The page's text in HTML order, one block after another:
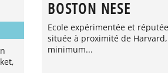
BOSTON NESE
Ecole expérimentée et
située à proximité de
minimum...